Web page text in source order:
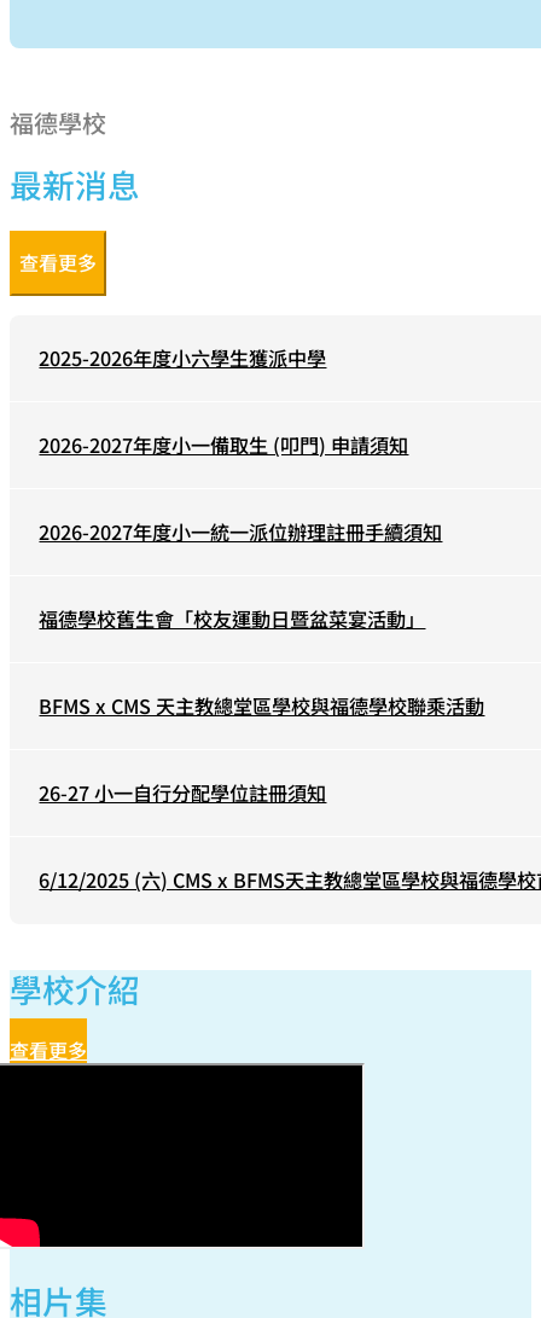
福德學校
最新消息
查看更多
2025-2026年度小六學生獲派中學
2026-2027年度小一備取生 (叩門) 申請須知
2026-2027年度小一統一派位辦理註冊手續須知
福德學校舊生會「校友運動日暨盆菜宴活動」
BFMS x CMS 天主教總堂區學校與福德學校聯乘活動
26-27 小一自行分配學位註冊須知
6/12/2025 (六) CMS x BFMS天主教總堂區學校與福德學
學校介紹
查看更多
相片集